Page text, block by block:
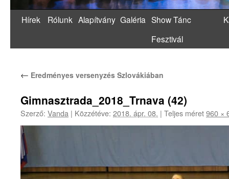
Hírek Rólunk Alapítvány Galéria Show Tánc
Fesztivál
← Eredményes versenyzés Szlovákiában
Gimnasztrada_2018_Trnava (42)
Szerző: Vanda | Közzétéve: 2018. ápr. 08. | Teljes méret960 ×